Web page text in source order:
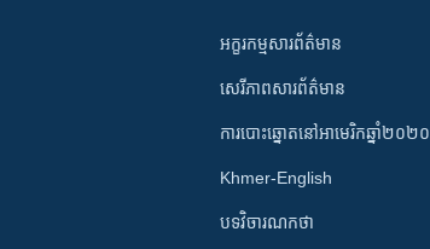
អក្ខរកម្មសារព័ត៌មាន
សេរីភាពសារព័ត៌មាន
ការបោះឆ្នោតនៅអាមេរិកឆ្នាំ២០២០
Khmer-English
បទវិចារណកថា